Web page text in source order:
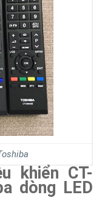
khiển CT-
dòng LED